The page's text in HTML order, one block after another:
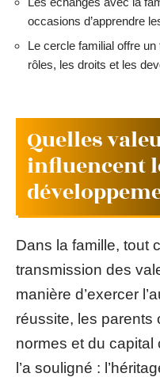
occasions d’apprendre
Le cercle familial offre
rôles, les droits et les
Quelles
influencent
Dans la famille, tout
transmission des
manière d’exercer
réussite, les parents
normes et du capital
l’a souligné :